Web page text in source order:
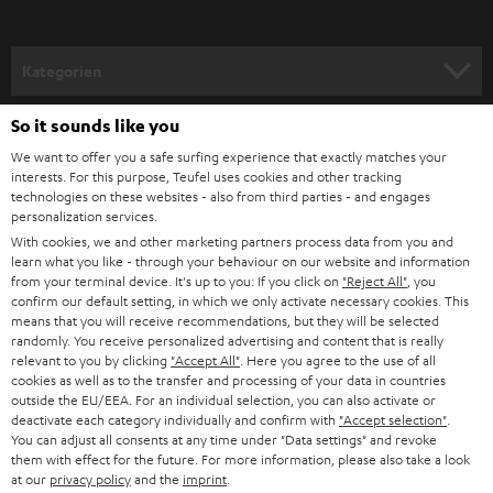
Erlebe die Neuauflage dieses Allrounders im neuen Look. Der BOOMSTER
IPX5 Norm) und besticht mit dem neuen intuitiven Bedienkonzept,
haptischen Buttons und integriertem Display. Aber nicht nur das Design
wurde überarbeitet. Das beliebte Bluetooth Soundsystem mit FM/UKW
verbessert. So verfügt der neue BOOMSTER über Bluetooth 5.0 mit apt-X®
für kabelloses Streamen von Musik/Podcast in CD-Qualität über Spotify
App & Co. Und unterstützt Multipoint (ein zweites Smartphone kann
gekoppelt werden). Die akustische Performance wird durch zwei
zusätzliche seitliche passive Bassmembrane unterstützt und darüber
hinaus ist ein mittig integrierter Frontfire-Subwoofer vorhanden. Kraftvolle
und präzise Bässe, die harmonisch ins Klangbild passen, sind damit
garantiert. Ein geschlossenes Gehäuse mit 2 Hoch-, und 2 Mitteltönern
runden das 2.1-Stereo-System mit Dynamore Technologie ab. Ebenfalls
haben wir einen „True wireless Stereo Modus“ integriert mit welchem du
nun zwei BOOMSTER als Stereosystem mit echter Kanaltrennung nutzen
e
l
d
u
n
g
HEIMKINO
HEIMKINO-KOMPLETTANLAGEN
SOUNDBARS
STEREO
SMART HOME
BLUETOOTH-LAUTSPRECHER
KOPFHÖRER
BLUETOOTH-KOPFHÖRER
Unternehmen
SUPPORT
PRESSE & MARKETING
GESCHÄFTSKUNDEN
PARTNERPROGRAMM
BLOG
NEWSLETTER
Teufel Onlineshops
DEUTSCHLAND
ÖSTERREICH
SCHWEIZ
NIEDERLANDE
BELGIEN
So it sounds like you
We want to offer you a safe surfing experience that exactly matches your
interests. For this purpose, Teufel uses cookies and other tracking
technologies on these websites - also from third parties - and engages
personalization services.
With cookies, we and other marketing partners process data from you and
learn what you like - through your behaviour on our website and information
from your terminal device. It's up to you: If you click on "Reject All" , you
confirm our default setting, in which we only activate necessary cookies. This
means that you will receive recommendations, but they will be selected
randomly. You receive personalized advertising and content that is really
relevant to you by clicking "Accept All" . Here you agree to the use of all
cookies as well as to the transfer and processing of your data in countries
outside the EU/EEA. For an individual selection, you can also activate or
deactivate each category individually and confirm with "Accept selection"
You can adjust all consents at any time under "Data settings" and revoke
them with effect for the future. For more information, please also take a look
at our privacy policyand the imprint